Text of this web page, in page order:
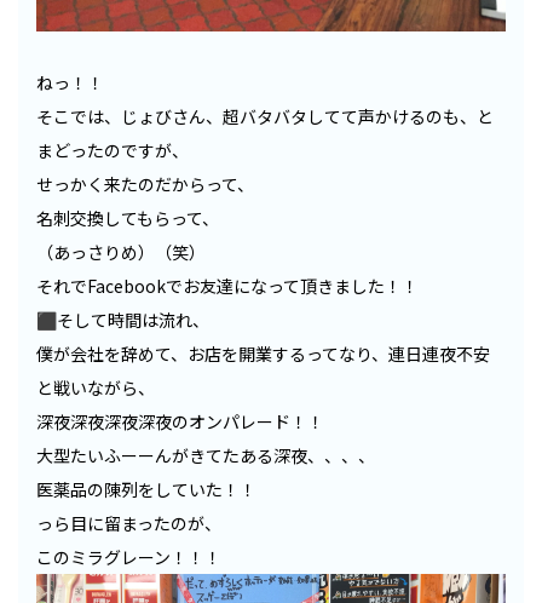
ねっ！！
そこでは、じょびさん、超バタバタしてて声かけるのも、と
まどったのですが、
せっかく来たのだからって、
名刺交換してもらって、
（あっさりめ）（笑）
それでFacebookでお友達になって頂きました！！
⬛︎そして時間は流れ、
僕が会社を辞めて、お店を開業するってなり、連日連夜不安
と戦いながら、
深夜深夜深夜深夜のオンパレード！！
大型たいふーーんがきてたある深夜、、、、
医薬品の陳列をしていた！！
っら目に留まったのが、
このミラグレーン！！！